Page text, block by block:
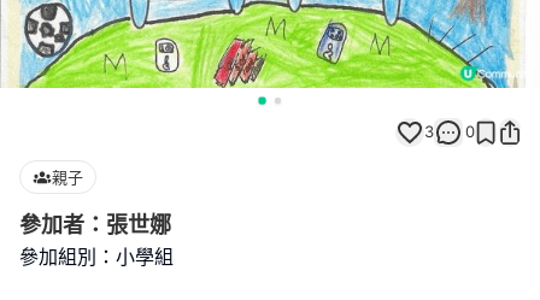
3 0
親子
參加者：張世娜
參加組別：小學組